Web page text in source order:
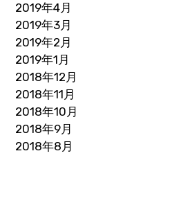
2019年4月
2019年3月
2019年2月
2019年1月
2018年12月
2018年11月
2018年10月
2018年9月
2018年8月